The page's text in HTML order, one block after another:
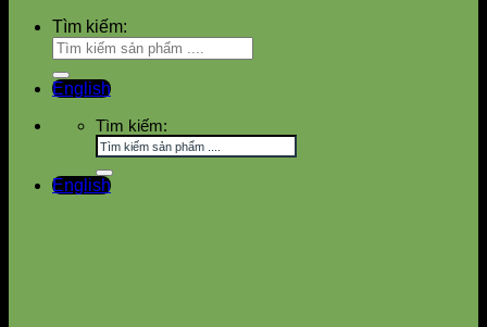
Tìm kiếm:
English
Tìm kiếm:
English